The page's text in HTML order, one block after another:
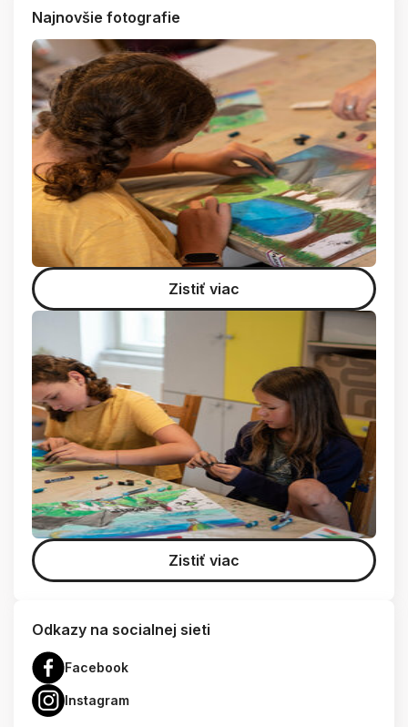
Najnovšie fotografie
Zistiť viac
Zistiť viac
Odkazy na socialnej sieti
Facebook
Instagram